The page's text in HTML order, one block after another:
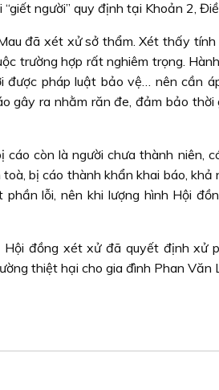
người” quy định tại Khoản 2,
đã xét xử sở thẩm. Xét thấy
trường hợp rất nghiêm trọng.
được pháp luật bảo vệ… nên cần
gây ra nhằm răn đe, đảm bảo
cáo còn là người chưa thành niên,
bị cáo thành khẩn khai báo,
phần lỗi, nên khi lượng hình Hội
Hội đồng xét xử đã quyết định
thiệt hại cho gia đình Phan Văn